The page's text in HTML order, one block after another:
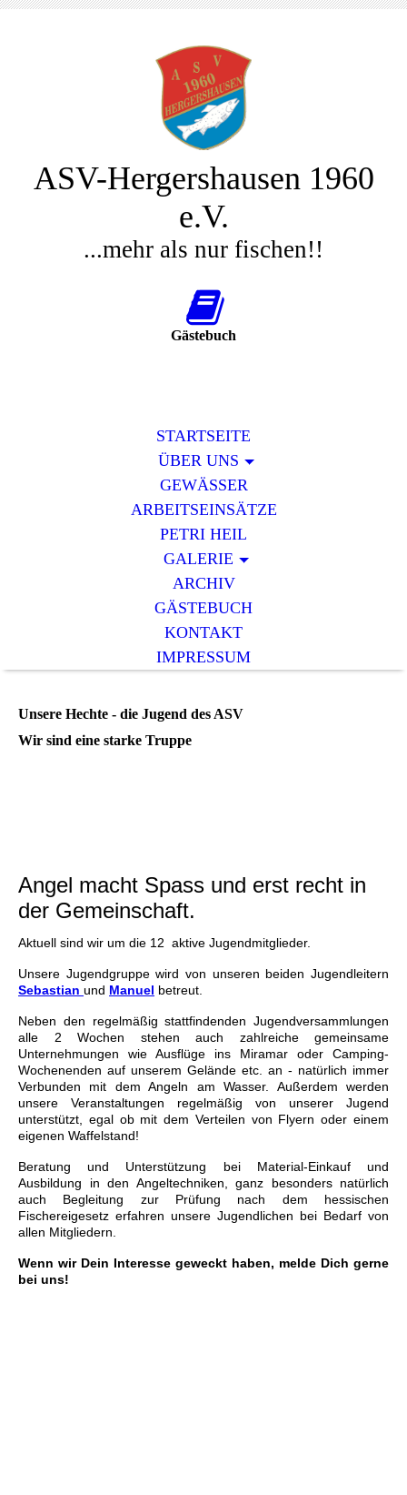
ASV-Hergershausen 1960
e.V.
...mehr als nur fischen!!
Gästebuch
STARTSEITE
ÜBER UNS
GEWÄSSER
ARBEITSEINSÄTZE
PETRI HEIL
GALERIE
ARCHIV
GÄSTEBUCH
KONTAKT
IMPRESSUM
Unsere Hechte - die Jugend des ASV
Wir sind eine starke Truppe
Angel macht Spass und erst recht in
der Gemeinschaft.
Aktuell sind wir um die 12 aktive Jugendmitglieder.
Unsere Jugendgruppe wird von unseren beiden Jugendleitern
Sebastian und Manuel betreut.
Neben den regelmäßig stattfindenden Jugendversammlungen
alle 2 Wochen stehen auch zahlreiche gemeinsame
Unternehmungen wie Ausflüge ins Miramar oder Camping-
Wochenenden auf unserem Gelände etc. an - natürlich immer
Verbunden mit dem Angeln am Wasser. Außerdem werden
unsere Veranstaltungen regelmäßig von unserer Jugend
unterstützt, egal ob mit dem Verteilen von Flyern oder einem
eigenen Waffelstand!
Beratung und Unterstützung bei Material-Einkauf und
Ausbildung in den Angeltechniken, ganz besonders natürlich
auch Begleitung zur Prüfung nach dem hessischen
Fischereigesetz erfahren unsere Jugendlichen bei Bedarf von
allen Mitgliedern.
Wenn wir Dein Interesse geweckt haben, melde Dich gerne
bei uns!